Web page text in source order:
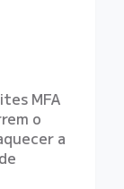
MFA
o
a